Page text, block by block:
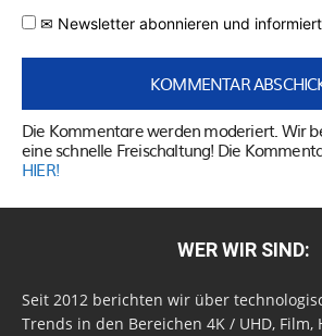
✉ Newsletter abonnieren und
Die Kommentare werden moderiert. Wir
eine schnelle Freischaltung! Die
HIER!
WER WIR SIND:
Seit 2012 berichten wir über
Trends in den Bereichen 4K / UHD, Film,